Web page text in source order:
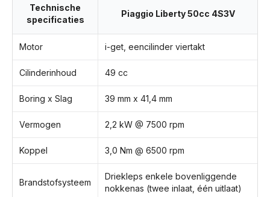
Technische
specificaties
Piaggio Liberty 50cc 4S3V
Motor i-get, eencilinder viertakt
Cilinderinhoud 49 cc
Boring x Slag 39 mm x 41,4 mm
Vermogen 2,2 kW @ 7500 rpm
Koppel 3,0 Nm @ 6500 rpm
Brandstofsysteem
Driekleps enkele bovenliggende
nokkenas (twee inlaat, één uitlaat)